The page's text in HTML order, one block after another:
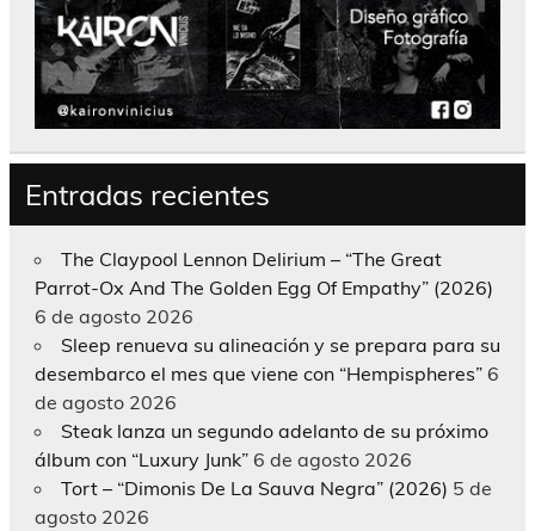
Entradas recientes
The Claypool Lennon Delirium – “The Great
Parrot-Ox And The Golden Egg Of Empathy” (2026)
6 de agosto 2026
Sleep renueva su alineación y se prepara para su
desembarco el mes que viene con “Hempispheres” 6
de agosto 2026
Steak lanza un segundo adelanto de su próximo
álbum con “Luxury Junk” 6 de agosto 2026
Tort – “Dimonis De La Sauva Negra” (2026) 5 de
agosto 2026